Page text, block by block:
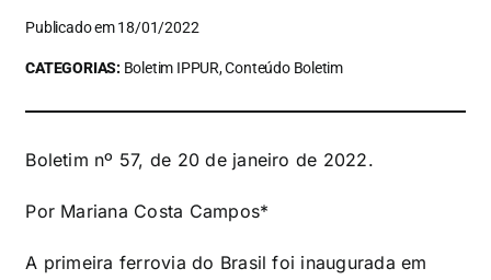
Publicado em 18/01/2022
CATEGORIAS: Boletim IPPUR, Conteúdo Boletim
Boletim nº 57, de 20 de janeiro de 2022.
Por Mariana Costa Campos*
A primeira ferrovia do Brasil foi inaugurada em